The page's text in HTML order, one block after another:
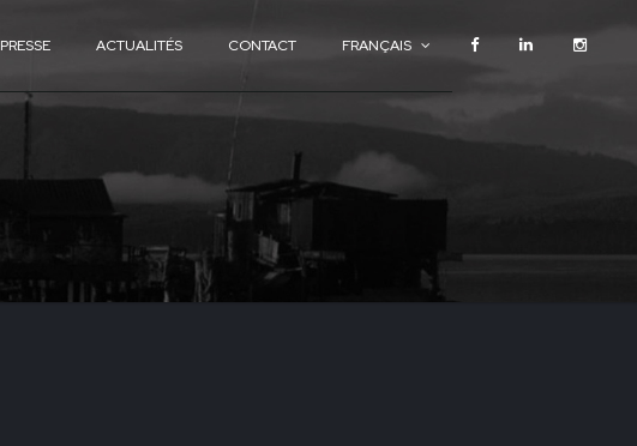
ACTUALITÉS
PRESSE ACTUALITÉS CONTACT FRANÇAIS